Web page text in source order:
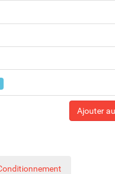
Ajouter